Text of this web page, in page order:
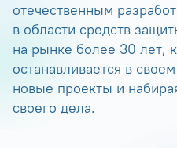
отечественным
в области средств
на рынке более 30 лет,
останавливается в
новые проекты и
своего дела.